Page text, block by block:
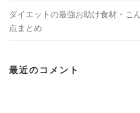
ダイエットの最強お助け食材・こ
点まとめ
最近のコメント